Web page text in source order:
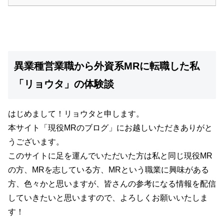
異業種営業職から外資系MRに転職した私
「リョウタ」の体験談
はじめまして！リョウタと申します。
本サイト
「現役MRのブログ」 にお越しいただきありがと
うございます。
このサイトに足を運んでいただいた方は私と同じ現役MR
の方、MRを志している方、MRという職業に興味がある
方、色々かと思いますが、 皆さんの参考になる情報を配信
していきたいと思いますので、よろしくお願いいたしま
す！